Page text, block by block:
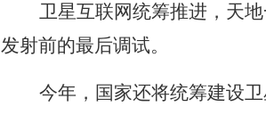
卫星互联网统筹推进，天
发射前的最后调试。
今年，国家还将统筹建设